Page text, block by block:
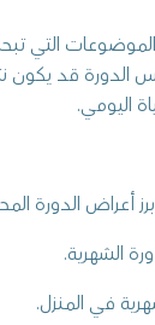
التي
الدورة قد يكون
اليومي.
أعراض الدورة
الشهرية.
في المنزل.